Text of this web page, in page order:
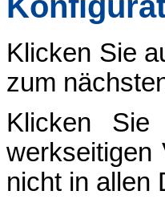
Klicken Sie
zum
Klicken
werkseitigen
nicht in allen